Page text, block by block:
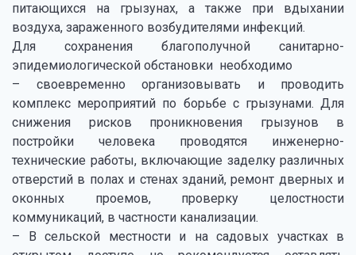
питающихся на грызунах, а также при вдыхании
воздуха, зараженного возбудителями инфекций.
Для сохранения благополучной санитарно-
эпидемиологической обстановки необходимо
– своевременно организовывать и проводить
комплекс мероприятий по борьбе с грызунами. Для
снижения рисков проникновения грызунов в
постройки человека проводятся инженерно-
технические работы, включающие заделку различных
отверстий в полах и стенах зданий, ремонт дверных и
оконных проемов, проверку целостности
коммуникаций, в частности канализации.
– В сельской местности и на садовых участках в